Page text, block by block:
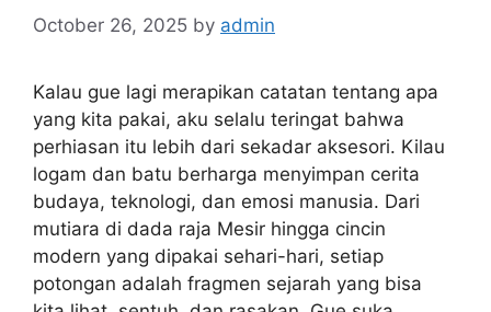
October 26, 2025 by admin
Kalau gue lagi merapikan catatan tentang apa
yang kita pakai, aku selalu teringat bahwa
perhiasan itu lebih dari sekadar aksesori. Kilau
logam dan batu berharga menyimpan cerita
budaya, teknologi, dan emosi manusia. Dari
mutiara di dada raja Mesir hingga cincin
modern yang dipakai sehari-hari, setiap
potongan adalah fragmen sejarah yang bisa